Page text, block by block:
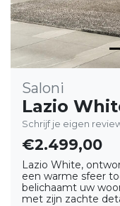
Saloni
Lazio
Schrijf je eigen
€2.499,00
Lazio White,
een warme sfeer
belichaamt uw
met zijn zachte